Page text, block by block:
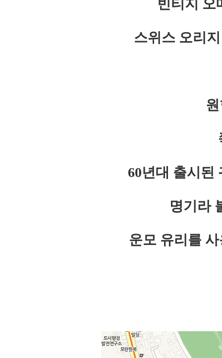
빈티지 오
스위스 오리
60년대 출시된
명기라
운모 유리를